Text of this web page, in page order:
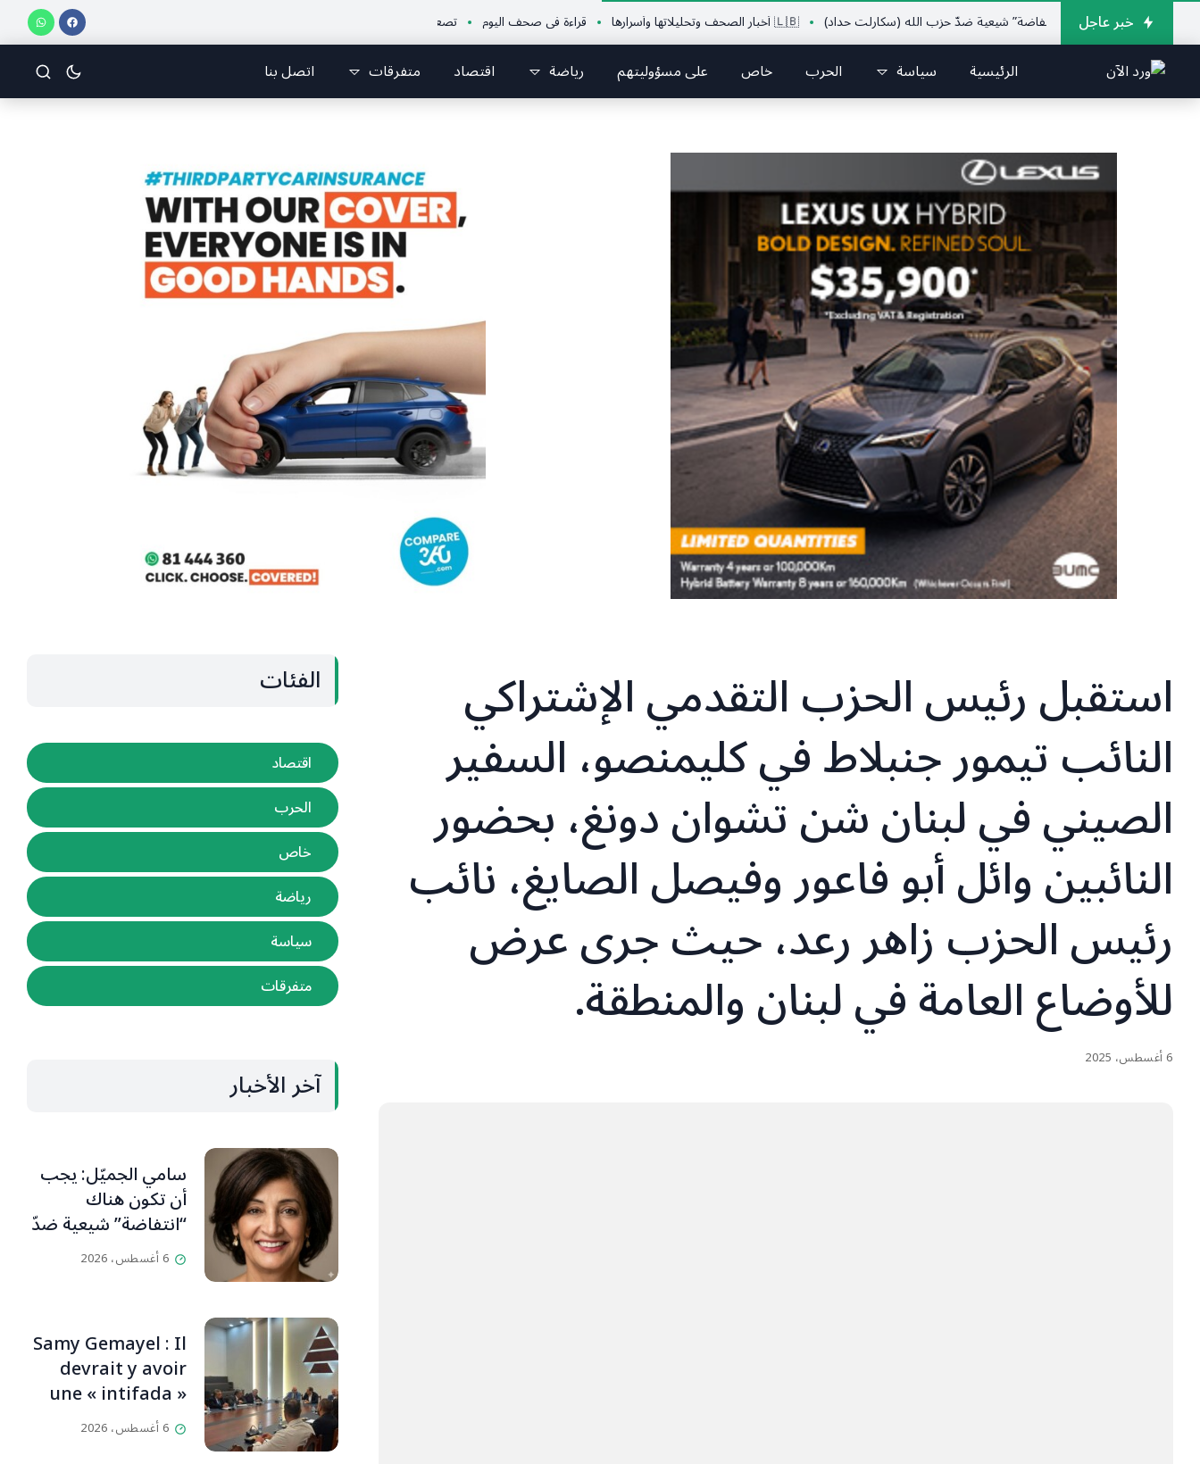
خبر عاجل
أن تكون هناك “انتفاضة” شيعية ضدّ حزب الله (سكارلت حداد) 🇱🇧 أخبار الصحف وتحليلاتها وأسرارها قراءة في صحف اليوم تصعيد ميداني في الجنوب يدهم مفاوضات روما… تقاطع الأهداف التخريبية يحاصر الجانب اللبناني
الرئيسية سياسة الحرب خاص على مسؤوليتهم رياضة اقتصاد متفرقات اتصل بنا
استقبل رئيس الحزب التقدمي الإشتراكي
النائب تيمور جنبلاط في كليمنصو، السفير
الصيني في لبنان شن تشوان دونغ، بحضور
النائبين وائل أبو فاعور وفيصل الصايغ، نائب
رئيس الحزب زاهر رعد، حيث جرى عرض
للأوضاع العامة في لبنان والمنطقة.
6 أغسطس، 2025
الفئات
اقتصاد
الحرب
خاص
رياضة
سياسة
متفرقات
آخر الأخبار
سامي الجميّل: يجب
أن تكون هناك
“انتفاضة” شيعية ضدّ
حزب الله (سكارلت
حداد)
6 أغسطس، 2026
Samy Gemayel : Il
devrait y avoir
une « intifada »
chiite contre le
HezbollahL’OLJ /
6 أغسطس، 2026